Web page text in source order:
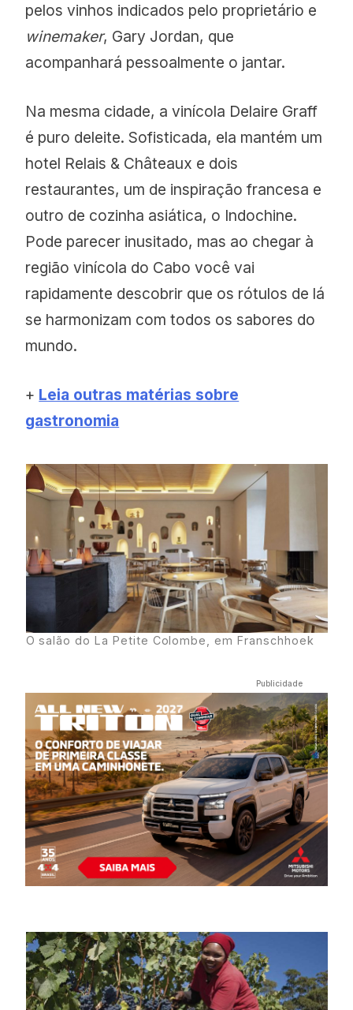
pelos vinhos indicados pelo proprietário e
winemaker, Gary Jordan, que
acompanhará pessoalmente o jantar.
Na mesma cidade, a vinícola Delaire Graff
é puro deleite. Sofisticada, ela mantém um
hotel Relais & Châteaux e dois
restaurantes, um de inspiração francesa e
outro de cozinha asiática, o Indochine.
Pode parecer inusitado, mas ao chegar à
região vinícola do Cabo você vai
rapidamente descobrir que os rótulos de lá
se harmonizam com todos os sabores do
mundo.
+ Leia outras matérias sobre
gastronomia
O salão do La Petite Colombe, em Franschhoek